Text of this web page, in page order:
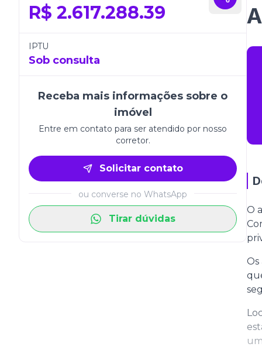
R$ 2.617.288.39
IPTU
Sob consulta
Receba mais informações sobre o
imóvel
Entre em contato para ser atendido por nosso
corretor.
Solicitar contato
ou converse no WhatsApp
Tirar dúvidas
O
Os